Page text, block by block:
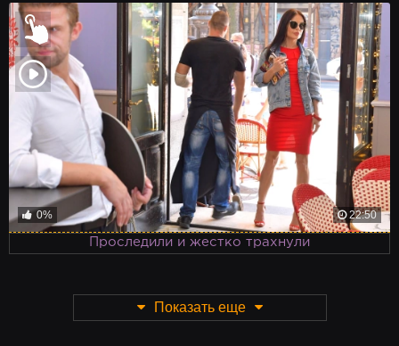
0% 22:50
Проследили и жестко трахнули
Показать еще